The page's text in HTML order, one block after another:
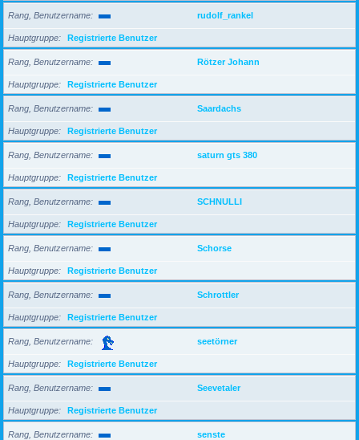
Rang, Benutzername rudolf_rankel
Hauptgruppe Registrierte Benutzer
Rang, Benutzername Rötzer Johann
Hauptgruppe Registrierte Benutzer
Rang, Benutzername Saardachs
Hauptgruppe Registrierte Benutzer
Rang, Benutzername saturn gts 380
Hauptgruppe Registrierte Benutzer
Rang, Benutzername SCHNULLI
Hauptgruppe Registrierte Benutzer
Rang, Benutzername Schorse
Hauptgruppe Registrierte Benutzer
Rang, Benutzername Schrottler
Hauptgruppe Registrierte Benutzer
Rang, Benutzername seetörner
Hauptgruppe Registrierte Benutzer
Rang, Benutzername Seevetaler
Hauptgruppe Registrierte Benutzer
Rang, Benutzername senste